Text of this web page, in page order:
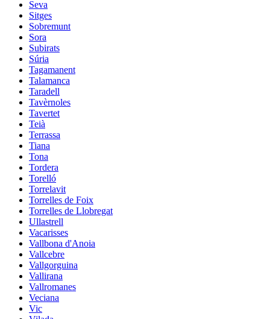
Seva
Sitges
Sobremunt
Sora
Subirats
Súria
Tagamanent
Talamanca
Taradell
Tavèrnoles
Tavertet
Teià
Terrassa
Tiana
Tona
Tordera
Torelló
Torrelavit
Torrelles de Foix
Torrelles de Llobregat
Ullastrell
Vacarisses
Vallbona d'Anoia
Vallcebre
Vallgorguina
Vallirana
Vallromanes
Veciana
Vic